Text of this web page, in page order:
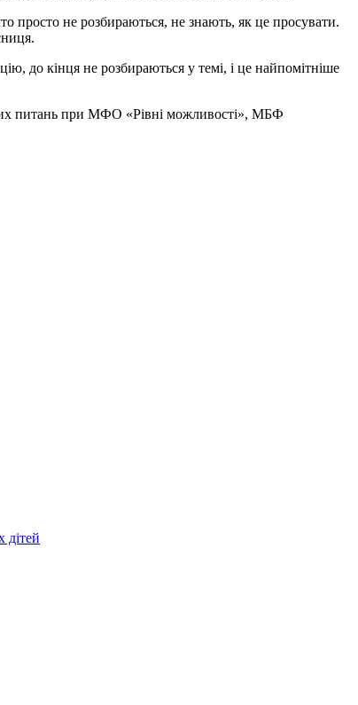
просто не розбираються, не знають, як це просувати.
до кінця не розбираються у темі, і це найпомітніше
питань при МФО «Рівні можливості», МБФ
дітей